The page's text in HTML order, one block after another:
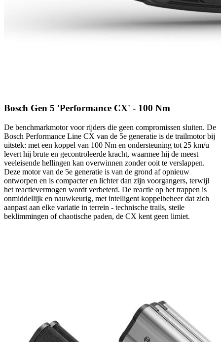
Bosch Gen 5 'Performance CX' - 100 Nm
De benchmarkmotor voor rijders die geen compromissen sluiten. De
Bosch Performance Line CX van de 5e generatie is de trailmotor bij
uitstek: met een koppel van 100 Nm en ondersteuning tot 25 km/u
levert hij brute en gecontroleerde kracht, waarmee hij de meest
veeleisende hellingen kan overwinnen zonder ooit te verslappen.
Deze motor van de 5e generatie is van de grond af opnieuw
ontworpen en is compacter en lichter dan zijn voorgangers, terwijl
het reactievermogen wordt verbeterd. De reactie op het trappen is
onmiddellijk en nauwkeurig, met intelligent koppelbeheer dat zich
aanpast aan elke variatie in terrein - technische trails, steile
beklimmingen of chaotische paden, de CX kent geen limiet.